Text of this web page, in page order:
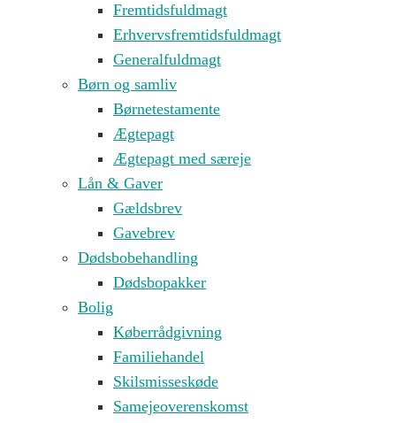
Fremtidsfuldmagt
Erhvervsfremtidsfuldmagt
Generalfuldmagt
Børn og samliv
Børnetestamente
Ægtepagt
Ægtepagt med særeje
Lån & Gaver
Gældsbrev
Gavebrev
Dødsbobehandling
Dødsbopakker
Bolig
Køberrådgivning
Familiehandel
Skilsmisseskøde
Samejeoverenskomst